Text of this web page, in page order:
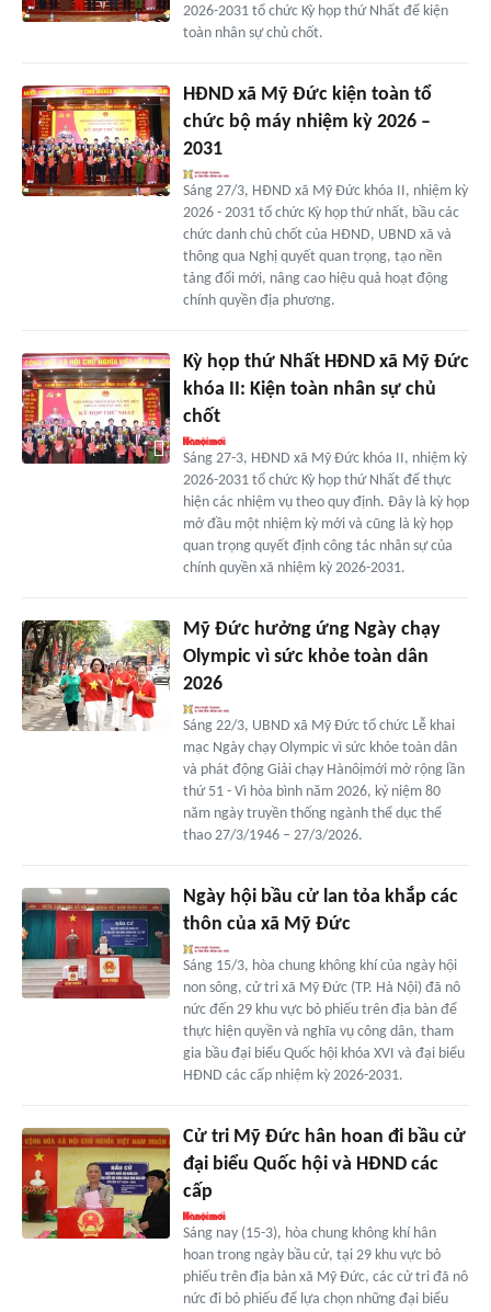
2026-2031 tổ chức Kỳ họp thứ Nhất để kiện
toàn nhân sự chủ chốt.
HĐND xã Mỹ Đức kiện toàn tổ
chức bộ máy nhiệm kỳ 2026 –
2031
Sáng 27/3, HĐND xã Mỹ Đức khóa II, nhiệm kỳ
2026 - 2031 tổ chức Kỳ họp thứ nhất, bầu các
chức danh chủ chốt của HĐND, UBND xã và
thông qua Nghị quyết quan trọng, tạo nền
tảng đổi mới, nâng cao hiệu quả hoạt động
chính quyền địa phương.
Kỳ họp thứ Nhất HĐND xã Mỹ Đức
khóa II: Kiện toàn nhân sự chủ
chốt
Sáng 27-3, HĐND xã Mỹ Đức khóa II, nhiệm kỳ
2026-2031 tổ chức Kỳ họp thứ Nhất để thực
hiện các nhiệm vụ theo quy định. Đây là kỳ họp
mở đầu một nhiệm kỳ mới và cũng là kỳ họp
quan trọng quyết định công tác nhân sự của
chính quyền xã nhiệm kỳ 2026-2031.
Mỹ Đức hưởng ứng Ngày chạy
Olympic vì sức khỏe toàn dân
2026
Sáng 22/3, UBND xã Mỹ Đức tổ chức Lễ khai
mạc Ngày chạy Olympic vì sức khỏe toàn dân
và phát động Giải chạy Hànôịmới mở rộng lần
thứ 51 - Vì hòa bình năm 2026, kỷ niệm 80
năm ngày truyền thống ngành thể dục thể
thao 27/3/1946 – 27/3/2026.
Ngày hội bầu cử lan tỏa khắp các
thôn của xã Mỹ Đức
Sáng 15/3, hòa chung không khí của ngày hội
non sông, cử tri xã Mỹ Đức (TP. Hà Nội) đã nô
nức đến 29 khu vực bỏ phiếu trên địa bàn để
thực hiện quyền và nghĩa vụ công dân, tham
gia bầu đại biểu Quốc hội khóa XVI và đại biểu
HĐND các cấp nhiệm kỳ 2026-2031.
Cử tri Mỹ Đức hân hoan đi bầu cử
đại biểu Quốc hội và HĐND các
cấp
Sáng nay (15-3), hòa chung không khí hân
hoan trong ngày bầu cử, tại 29 khu vực bỏ
phiếu trên địa bàn xã Mỹ Đức, các cử tri đã nô
nức đi bỏ phiếu để lựa chọn những đại biểu